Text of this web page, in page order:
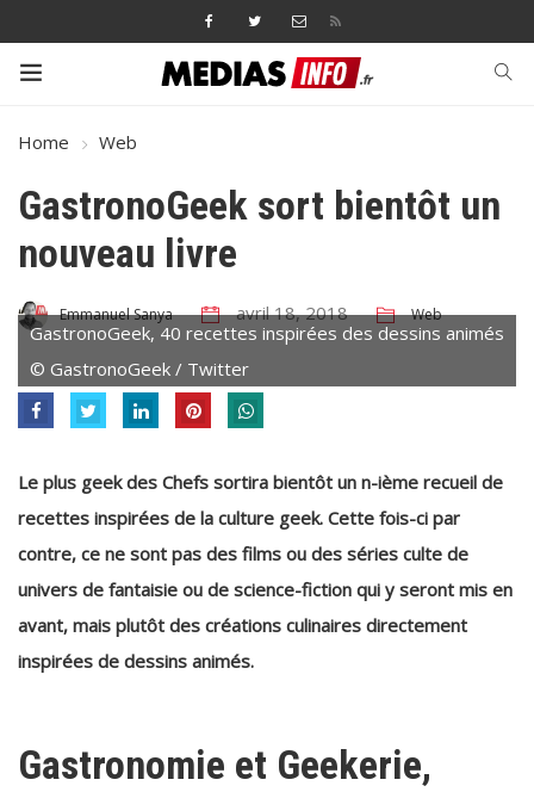
Home Web
GastronoGeek sort bientôt un
nouveau livre
Emmanuel Sanya avril 18, 2018 Web
GastronoGeek, 40 recettes inspirées des dessins animés
© GastronoGeek / Twitter
Le plus geek des Chefs sortira bientôt un n-ième recueil de
recettes inspirées de la culture geek. Cette fois-ci par
contre, ce ne sont pas des films ou des séries culte de
univers de fantaisie ou de science-fiction qui y seront mis en
avant, mais plutôt des créations culinaires directement
inspirées de dessins animés.
Gastronomie et Geekerie,